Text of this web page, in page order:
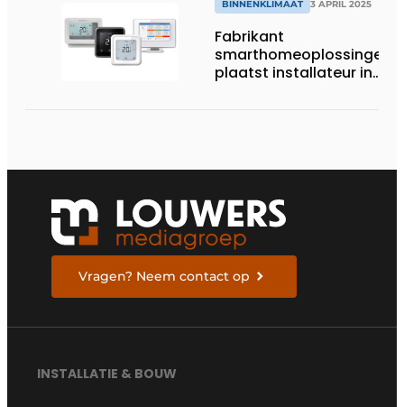
BINNENKLIMAAT 3 APRIL 2025
Fabrikant
smarthomeoplossingen
plaatst installateur in
Vragen? Neem contact op
INSTALLATIE & BOUW